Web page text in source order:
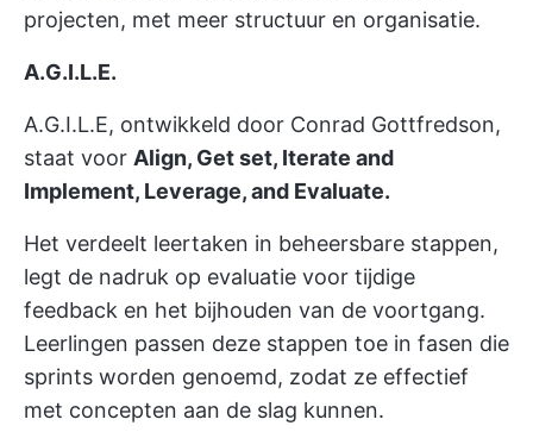
projecten, met meer structuur en organisatie.
A.G.I.L.E.
A.G.I.L.E, ontwikkeld door Conrad Gottfredson,
staat voor Align, Get set, Iterate and
Implement, Leverage, and Evaluate.
Het verdeelt leertaken in beheersbare stappen,
legt de nadruk op evaluatie voor tijdige
feedback en het bijhouden van de voortgang.
Leerlingen passen deze stappen toe in fasen die
sprints worden genoemd, zodat ze effectief
met concepten aan de slag kunnen.